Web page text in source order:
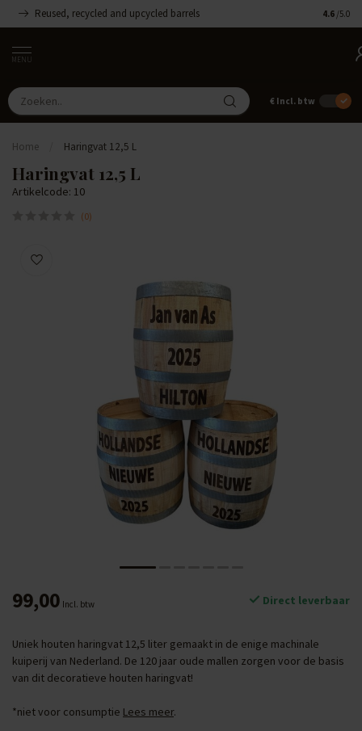
Reused, recycled and upcycled barrels 4.6 /5.0
MENU
€ Incl. btw
Home Haringvat 12,5 L
Haringvat 12,5 L
Artikelcode: 10
(0)
99,00 Incl. btw Direct leverbaar
Uniek houten haringvat 12,5 liter gemaakt in de enige machinale
kuiperij van Nederland. De 120 jaar oude mallen zorgen voor de basis
van dit decoratieve houten haringvat!
*niet voor consumptie Lees meer.